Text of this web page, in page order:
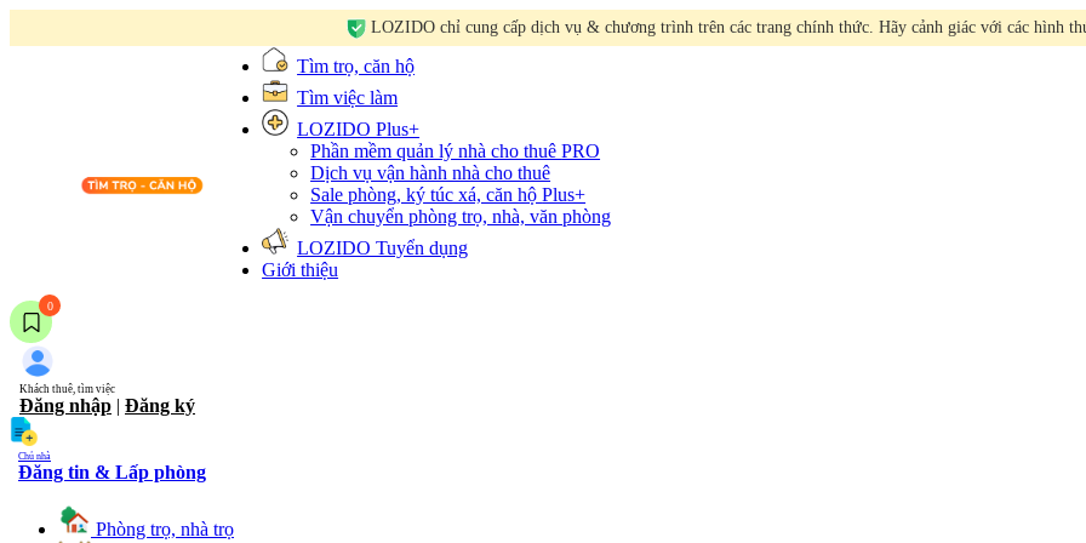
LOZIDO chỉ cung cấp dịch vụ & chương trình trên các trang chính thức. Hãy cảnh giác với các hình
Tìm trọ, căn hộ
Tìm việc làm
LOZIDO Plus+
Phần mềm quản lý nhà cho thuêPRO
Dịch vụ vận hành nhà cho thuê
Sale phòng, ký túc xá, căn hộPlus+
Vận chuyển phòng trọ, nhà, văn phòng
LOZIDO Tuyển dụng
Giới thiệu
0
Khách thuê, tìm việc
Đăng nhập | Đăng ký
Chủ nhà
Đăng tin & Lấp phòng
Phòng trọ, nhà trọ